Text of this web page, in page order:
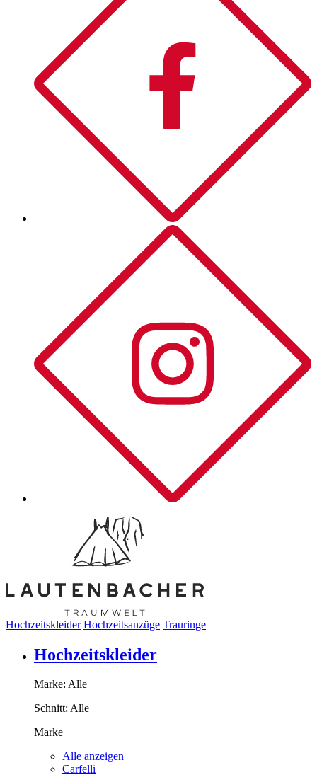
Hochzeitskleider Hochzeitsanzüge Trauringe
Hochzeitskleider
Marke: Alle
Schnitt: Alle
Marke
Alle anzeigen
Carfelli